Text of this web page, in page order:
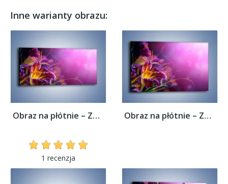
Inne warianty obrazu:
Obraz na płótnie – Zaczarowany kwiat –...
1 recenzja
Obraz na płótnie – Zaczarowany kwiat –...